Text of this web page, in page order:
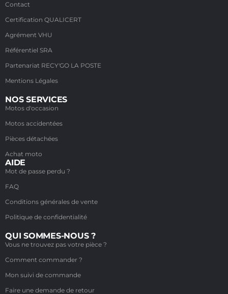
Contact
Certification QUALICERT
Agrément VHU
Référentiel SRA
Partenariat RECY'GO LA POSTE
Mentions Légales
NOS SERVICES
Motos d'occasion
Motos accidentées
Pièces détachées
Achat moto
AIDE
Mot de passe perdu ?
FAQ
Conditions générales de vente
Politique de confidentialité
QUI SOMMES-NOUS ?
Vous ne trouvez pas votre pièce ?
Comment commander ?
Mon suivi de commande
Faire une demande de retour